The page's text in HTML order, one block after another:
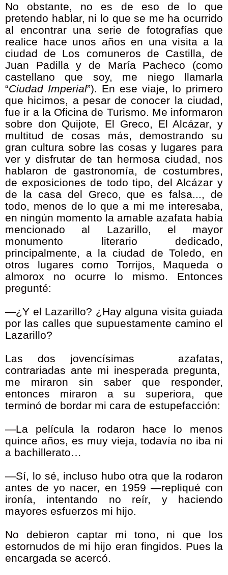
No obstante, no es de eso de lo que
pretendo hablar, ni lo que se me ha ocurrido
al encontrar una serie de fotografías que
realice hace unos años en una visita a la
ciudad de Los comuneros de Castilla, de
Juan Padilla y de María Pacheco (como
castellano que soy, me niego llamarla
“Ciudad Imperial”). En ese viaje, lo primero
que hicimos, a pesar de conocer la ciudad,
fue ir a la Oficina de Turismo. Me informaron
sobre don Quijote, El Greco, El Alcázar, y
multitud de cosas más, demostrando su
gran cultura sobre las cosas y lugares para
ver y disfrutar de tan hermosa ciudad, nos
hablaron de gastronomía, de costumbres,
de exposiciones de todo tipo, del Alcázar y
de la casa del Greco, que es falsa..., de
todo, menos de lo que a mi me interesaba,
en ningún momento la amable azafata había
mencionado al Lazarillo, el mayor
monumento literario dedicado,
principalmente, a la ciudad de Toledo, en
otros lugares como Torrijos, Maqueda o
almorox no ocurre lo mismo. Entonces
pregunté:
—¿Y el Lazarillo? ¿Hay alguna visita guiada
por las calles que supuestamente camino el
Lazarillo?
Las dos jovencísimas azafatas,
contrariadas ante mi inesperada pregunta,
me miraron sin saber que responder,
entonces miraron a su superiora, que
terminó de bordar mi cara de estupefacción:
—La película la rodaron hace lo menos
quince años, es muy vieja, todavía no iba ni
a bachillerato…
—Sí, lo sé, incluso hubo otra que la rodaron
antes de yo nacer, en 1959 —repliqué con
ironía, intentando no reír, y haciendo
mayores esfuerzos mi hijo.
No debieron captar mi tono, ni que los
estornudos de mi hijo eran fingidos. Pues la
encargada se acercó.